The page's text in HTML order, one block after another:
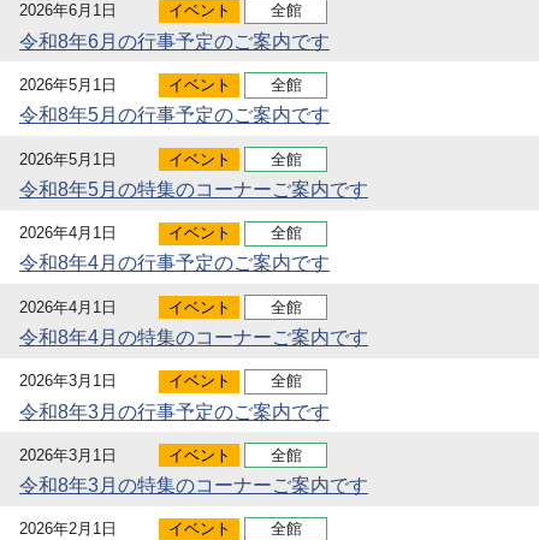
2026年6月1日 イベント 全館
令和8年6月の行事予定のご案内です
2026年5月1日 イベント 全館
令和8年5月の行事予定のご案内です
2026年5月1日 イベント 全館
令和8年5月の特集のコーナーご案内です
2026年4月1日 イベント 全館
令和8年4月の行事予定のご案内です
2026年4月1日 イベント 全館
令和8年4月の特集のコーナーご案内です
2026年3月1日 イベント 全館
令和8年3月の行事予定のご案内です
2026年3月1日 イベント 全館
令和8年3月の特集のコーナーご案内です
2026年2月1日 イベント 全館